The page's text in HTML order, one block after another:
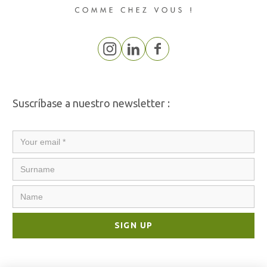
Suscríbase a nuestro newsletter :
SIGN UP